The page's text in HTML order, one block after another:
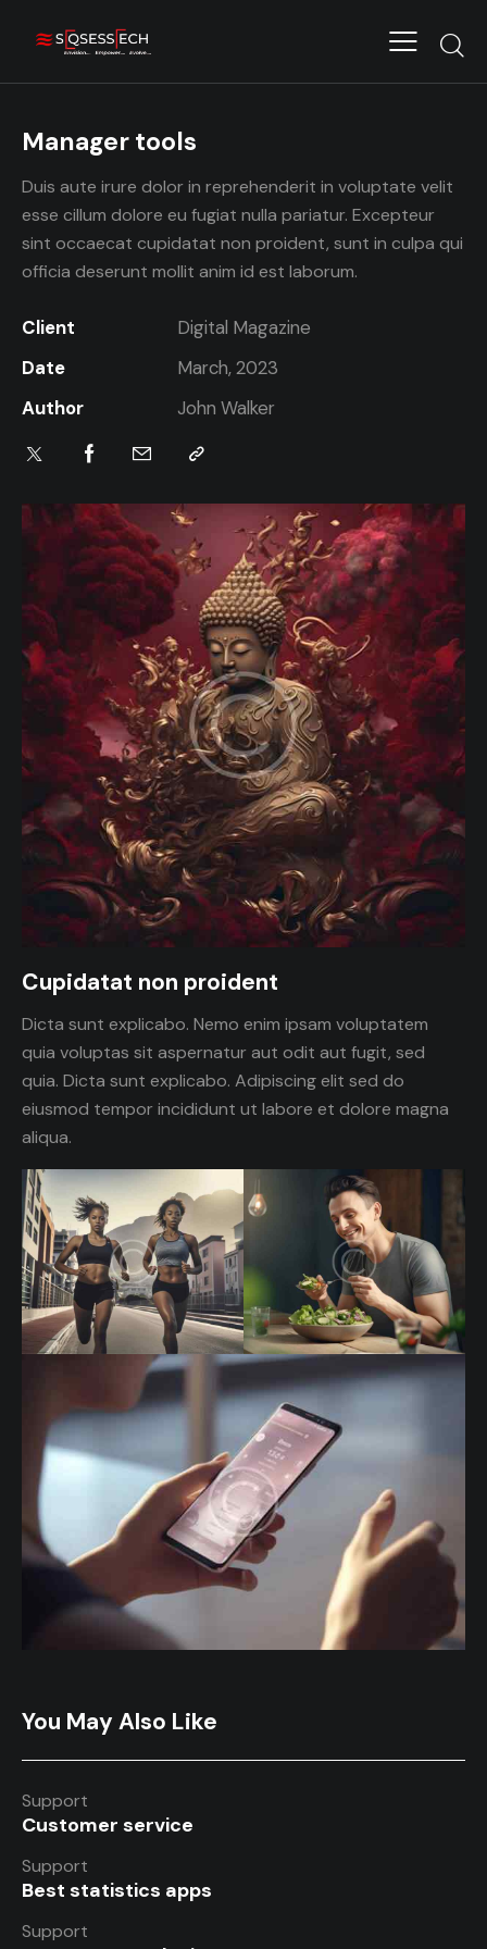
Manager tools
Cupidatat non proident
Dicta sunt explicabo. Nemo enim ipsam voluptatem
quia voluptas sit aspernatur aut odit aut fugit, sed
quia. Dicta sunt explicabo. Adipiscing elit sed do
eiusmod tempor incididunt ut labore et dolore magna
aliqua.
Duis aute irure dolor in reprehenderit in voluptate velit
esse cillum dolore eu fugiat nulla pariatur. Excepteur
sint occaecat cupidatat non proident, sunt in culpa qui
officia deserunt mollit anim id est laborum.
Client
Digital Magazine
Date
March, 2023
Author
John Walker
You May Also Like
Support
Customer service
Support
Best statistics apps
Support